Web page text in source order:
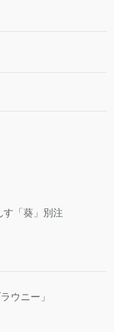
「葵」別注
ウニー」